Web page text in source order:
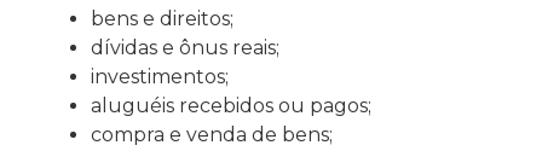
bens e direitos;
dívidas e ônus reais;
investimentos;
aluguéis recebidos ou pagos;
compra e venda de bens;